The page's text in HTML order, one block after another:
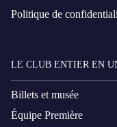
Politique de
LE CLUB ENTIER EN
Billets et musée
Équipe Première